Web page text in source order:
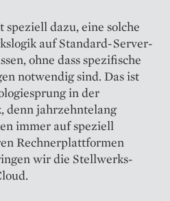
dazu, eine solche
auf Standard-Server­
ohne dass spezifische
notwendig sind. Das ist
in der
denn jahrzehntelang
immer auf speziell
Rechnerplattformen
wir die Stellwerks­